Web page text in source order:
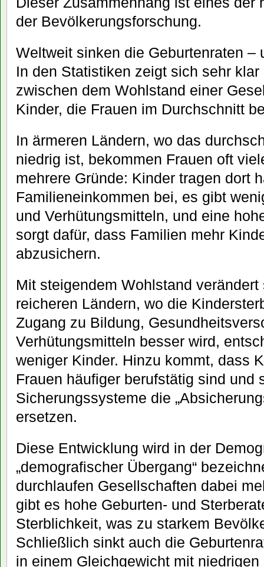
der Bevölkerungsforschung.
Weltweit sinken die Geburtenraten –
In den Statistiken zeigt sich sehr
zwischen dem Wohlstand einer
Kinder, die Frauen im Durchschnitt
In ärmeren Ländern, wo das
niedrig ist, bekommen Frauen oft
mehrere Gründe: Kinder tragen dort
Familieneinkommen bei, es gibt
und Verhütungsmitteln, und eine
sorgt dafür, dass Familien mehr
abzusichern.
Mit steigendem Wohlstand
reicheren Ländern, wo die
Zugang zu Bildung,
Verhütungsmitteln besser wird,
weniger Kinder. Hinzu kommt, dass
Frauen häufiger berufstätig sind und
Sicherungssysteme die
ersetzen.
Diese Entwicklung wird in der
„demografischer Übergang“
durchlaufen Gesellschaften dabei
gibt es hohe Geburten- und
Sterblichkeit, was zu starkem
Schließlich sinkt auch die
in einem Gleichgewicht mit niedrigen